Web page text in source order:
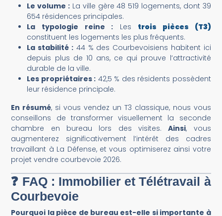
Le volume : La ville gère 48 519 logements, dont 39
654 résidences principales.
La typologie reine : Les trois pièces (T3)
constituent les logements les plus fréquents.
La stabilité :44 % des Courbevoisiens habitent ici
depuis plus de 10 ans, ce qui prouve l’attractivité
durable de la ville.
Les propriétaires : 42,5 % des résidents possèdent
leur résidence principale.
En résumé, si vous vendez un T3 classique, nous vous
conseillons de transformer visuellement la seconde
chambre en bureau lors des visites.Ainsi, vous
augmenterez significativement l’intérêt des cadres
travaillant à La Défense, et vous optimiserez ainsi votre
projet vendre courbevoie 2026.
❓ FAQ : Immobilier et Télétravail à
Courbevoie
Pourquoi la pièce de bureau est-elle si importante à